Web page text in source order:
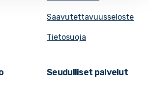
Saavutettavuusseloste
Tietosuoja
Seudulliset palvelut